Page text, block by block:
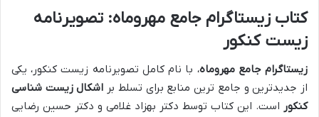
کتاب زیستاگرام جامع مهروماه: تصویرنامه
زیست کنکور
زیستاگرام جامع مهروماه، با نام کامل تصویرنامه زیست کنکور، یکی
از جدیدترین و جامع ترین منابع برای تسلط بر اشکال زیست شناسی
کنکور است. این کتاب توسط دکتر بهزاد غلامی و دکتر حسین رضایی